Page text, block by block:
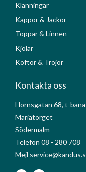
Klänningar
Kappor & Jackor
Toppar & Linnen
Kjolar
Koftor & Tröjor
Kontakta oss
Hornsgatan 68, t-bana
Mariatorget
Södermalm
Telefon 08 - 280 708
Mejl